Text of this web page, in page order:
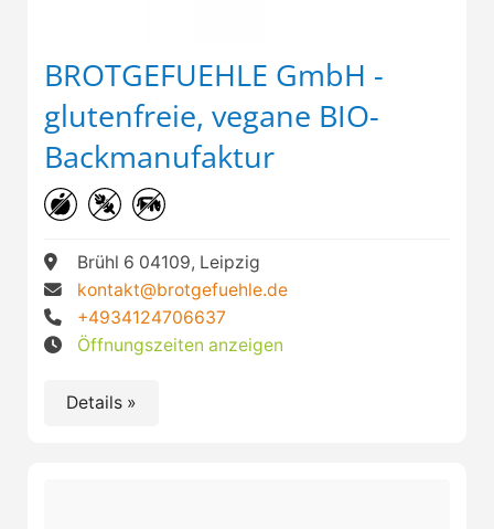
BROTGEFUEHLE GmbH -
glutenfreie, vegane BIO-
Backmanufaktur
Brühl 6 04109, Leipzig
kontakt@brotgefuehle.de
+4934124706637
Öffnungszeiten anzeigen
Details »